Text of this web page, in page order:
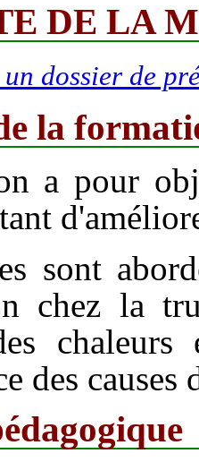
DE LA
dossier de
la
a pour
sont
chez la
des